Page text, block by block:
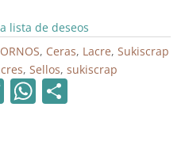
lista de deseos
, Ceras, Lacre, Sukiscrap
, Sellos, sukiscrap
T W